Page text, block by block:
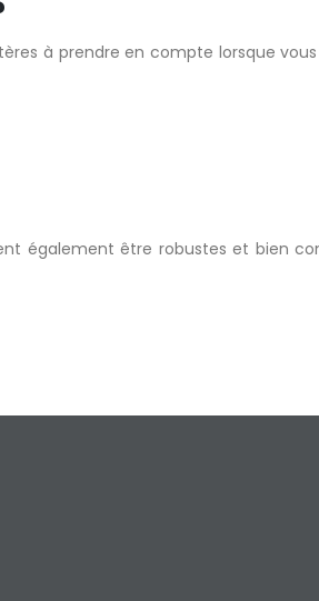
à prendre en compte lorsque vous
également être robustes et bien